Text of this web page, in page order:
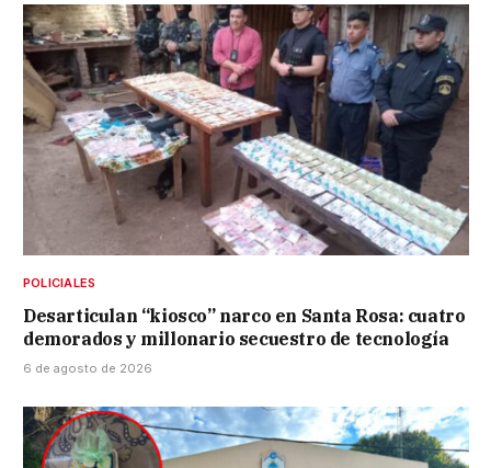
POLICIALES
Desarticulan “kiosco” narco en Santa Rosa: cuatro
demorados y millonario secuestro de tecnología
6 de agosto de 2026